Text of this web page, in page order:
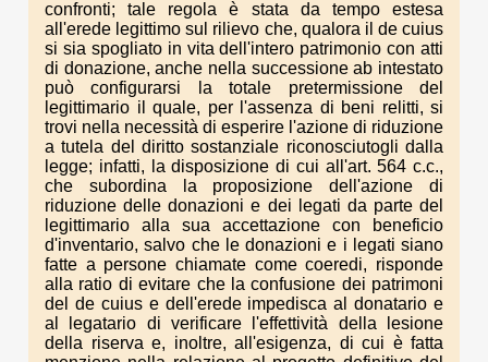
confronti; tale regola è stata da tempo estesa
all'erede legittimo sul rilievo che, qualora il de cuius
si sia spogliato in vita dell'intero patrimonio con atti
di donazione, anche nella successione ab intestato
può configurarsi la totale pretermissione del
legittimario il quale, per l'assenza di beni relitti, si
trovi nella necessità di esperire l'azione di riduzione
a tutela del diritto sostanziale riconosciutogli dalla
legge; infatti, la disposizione di cui all'art. 564 c.c.,
che subordina la proposizione dell'azione di
riduzione delle donazioni e dei legati da parte del
legittimario alla sua accettazione con beneficio
d'inventario, salvo che le donazioni e i legati siano
fatte a persone chiamate come coeredi, risponde
alla ratio di evitare che la confusione dei patrimoni
del de cuius e dell'erede impedisca al donatario e
al legatario di verificare l'effettività della lesione
della riserva e, inoltre, all'esigenza, di cui è fatta